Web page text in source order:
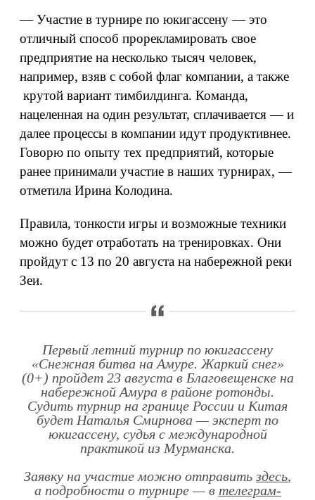
— Участие в турнире по юкигассену — это
отличный способ прорекламировать свое
предприятие на несколько тысяч человек,
например, взяв с собой флаг компании, а также
крутой вариант тимбилдинга. Команда,
нацеленная на один результат, сплачивается — и
далее процессы в компании идут продуктивнее.
Говорю по опыту тех предприятий, которые
ранее принимали участие в наших турнирах, —
отметила Ирина Колодина.
Правила, тонкости игры и возможные техники
можно будет отработать на тренировках. Они
пройдут с 13 по 20 августа на набережной реки
Зеи.
Первый летний турнир по юкигассену
«Снежная битва на Амуре. Жаркий снег»
(0+) пройдет 23 августа в Благовещенске на
набережной Амура в районе ротонды.
Судить турнир на границе России и Китая
будет Наталья Смирнова — эксперт по
юкигассену, судья с международной
практикой из Мурманска.
Заявку на участие можно отправить здесь,
а подробности о турнире — в телеграм-